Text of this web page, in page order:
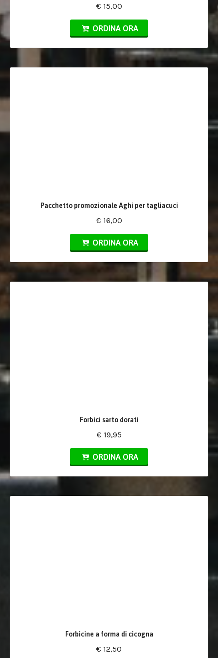
€ 15,00
ORDINA ORA
Pacchetto promozionale Aghi per tagliacuci
€ 16,00
ORDINA ORA
Forbici sarto dorati
€ 19,95
ORDINA ORA
Forbicine a forma di cicogna
€ 12,50